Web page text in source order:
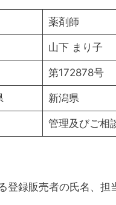
薬剤師
山下 まり子
第172878号
新潟県
管理及びご相
登録販売者の氏名、担